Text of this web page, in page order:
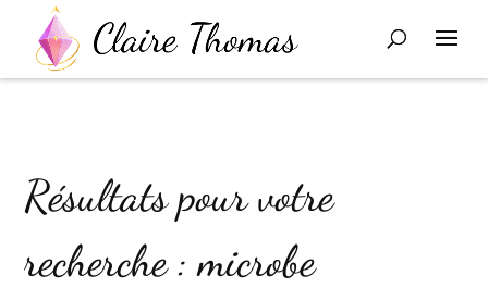
Résultats pour votre
recherche : microbe